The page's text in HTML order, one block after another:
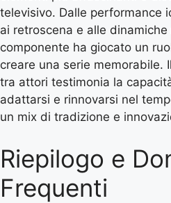
televisivo. Dalle performance
ai retroscena e alle
componente ha giocato un
creare una serie memorabile.
tra attori testimonia la
adattarsi e rinnovarsi nel
un mix di tradizione e
Riepilogo e
Frequenti